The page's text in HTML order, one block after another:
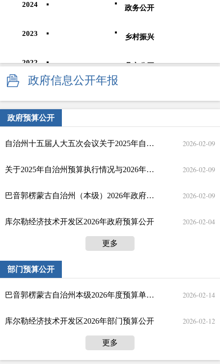
2024
2023
2022
2020
2019
政务公开
乡村振兴
县市公开
政府信息公开年报
政府预算公开
自治州十五届人大五次会议关于2025年自治州预算执行情况和2026年自治州预算（草案）决议及审查结果报告 2026-02-09
关于2025年自治州预算执行情况与2026年自治州预算草案的报告 2026-02-09
巴音郭楞蒙古自治州（本级）2026年政府预算公开 2026-02-09
库尔勒经济技术开发区2026年政府预算公开 2026-02-04
更多
部门预算公开
巴音郭楞蒙古自治州本级2026年度预算单位部门预算公开 2026-02-14
库尔勒经济技术开发区2026年部门预算公开 2026-02-12
更多